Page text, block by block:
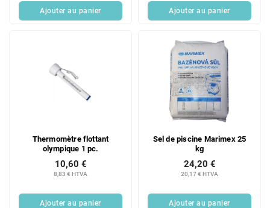
Ajouter au panier Ajouter au panier
Thermomètre flottant
olympique 1 pc.
8,83 € HTVA
10,60 €
Ajouter au panier
Sel de piscine Marimex 25
kg
20,17 € HTVA
24,20 €
Ajouter au panier